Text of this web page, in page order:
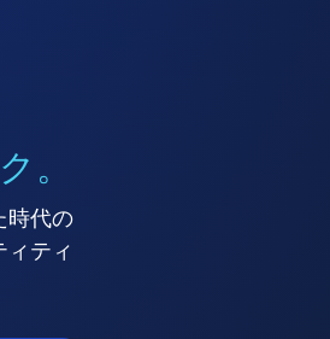
。
時代の
ティ